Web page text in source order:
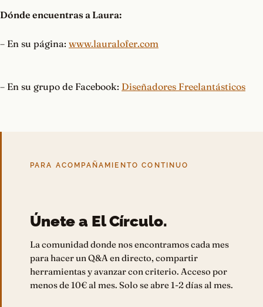
Dónde encuentras a Laura:
– En su página: www.lauralofer.com
– En su grupo de Facebook: Diseñadores Freelantásticos
PARA ACOMPAÑAMIENTO CONTINUO
Únete a El Círculo.
La comunidad donde nos encontramos cada mes
para hacer un Q&A en directo, compartir
herramientas y avanzar con criterio. Acceso por
menos de 10€ al mes. Solo se abre 1-2 días al mes.